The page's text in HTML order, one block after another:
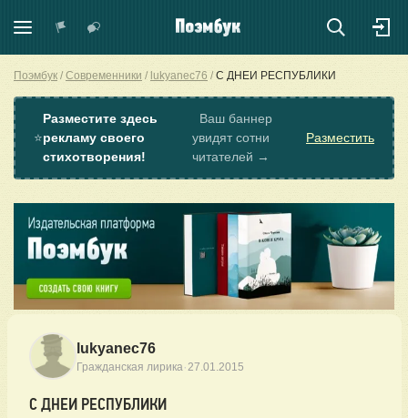
Поэмбук Современники lukyanec76 С ДНЕИ РЕСПУБЛИКИ
⭐
Разместите здесь
рекламу своего
стихотворения!
Ваш баннер
увидят сотни
читателей →
Разместить
lukyanec76
Гражданская лирика·27.01.2015
С ДНЕИ РЕСПУБЛИКИ